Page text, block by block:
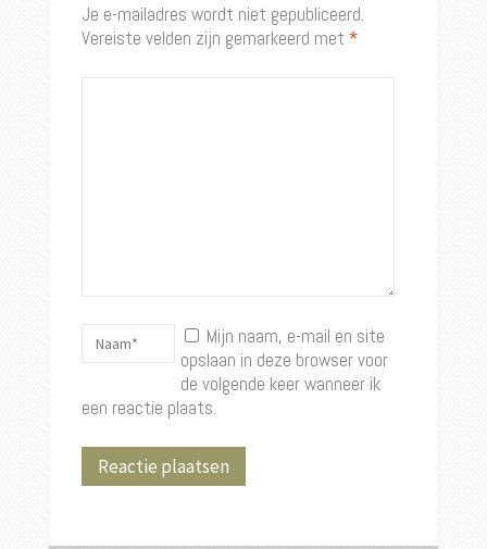
Je e-mailadres wordt niet gepubliceerd.
Vereiste velden zijn gemarkeerd met *
Mijn naam, e-mail en site
opslaan in deze browser voor
de volgende keer wanneer ik
een reactie plaats.